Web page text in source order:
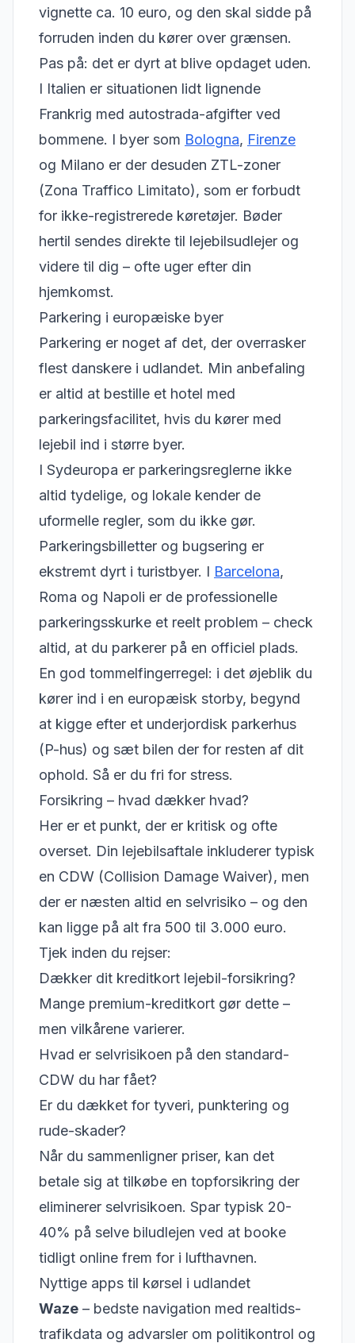
vignette ca. 10 euro, og den skal sidde på
forruden inden du kører over grænsen.
Pas på: det er dyrt at blive opdaget uden.
I Italien er situationen lidt lignende
Frankrig med autostrada-afgifter ved
bommene. I byer som Bologna, Firenze
og Milano er der desuden ZTL-zoner
(Zona Traffico Limitato), som er forbudt
for ikke-registrerede køretøjer. Bøder
hertil sendes direkte til lejebilsudlejer og
videre til dig – ofte uger efter din
hjemkomst.
Parkering i europæiske byer
Parkering er noget af det, der overrasker
flest danskere i udlandet. Min anbefaling
er altid at bestille et hotel med
parkeringsfacilitet, hvis du kører med
lejebil ind i større byer.
I Sydeuropa er parkeringsreglerne ikke
altid tydelige, og lokale kender de
uformelle regler, som du ikke gør.
Parkeringsbilletter og bugsering er
ekstremt dyrt i turistbyer. I Barcelona,
Roma og Napoli er de professionelle
parkeringsskurke et reelt problem – check
altid, at du parkerer på en officiel plads.
En god tommelfingerregel: i det øjeblik du
kører ind i en europæisk storby, begynd
at kigge efter et underjordisk parkerhus
(P-hus) og sæt bilen der for resten af dit
ophold. Så er du fri for stress.
Forsikring – hvad dækker hvad?
Her er et punkt, der er kritisk og ofte
overset. Din lejebilsaftale inkluderer typisk
en CDW (Collision Damage Waiver), men
der er næsten altid en selvrisiko – og den
kan ligge på alt fra 500 til 3.000 euro.
Tjek inden du rejser:
Dækker dit kreditkort lejebil-forsikring?
Mange premium-kreditkort gør dette –
men vilkårene varierer.
Hvad er selvrisikoen på den standard-
CDW du har fået?
Er du dækket for tyveri, punktering og
rude-skader?
Når du sammenligner priser, kan det
betale sig at tilkøbe en topforsikring der
eliminerer selvrisikoen. Spar typisk 20-
40% på selve biludlejen ved at booke
tidligt online frem for i lufthavnen.
Nyttige apps til kørsel i udlandet
Waze – bedste navigation med realtids-
trafikdata og advarsler om politikontrol og